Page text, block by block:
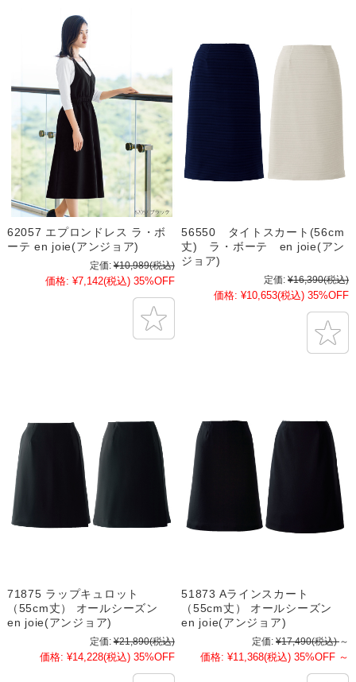
62057 エプロンドレス ラ・ボ
ーテ en joie(アンジョア)
定価: ¥10,989(税込)
価格: ¥7,142(税込) 35%OFF
56550 タイトスカート(56cm
丈) ラ・ボーテ en joie(アン
ジョア)
定価: ¥16,390(税込)
価格: ¥10,653(税込) 35%OFF
71875 ラップキュロット
（55cm丈） オールシーズン
en joie(アンジョア)
定価: ¥21,890(税込)
価格: ¥14,228(税込) 35%OFF
51873 Aラインスカート
（55cm丈） オールシーズン
en joie(アンジョア)
定価: ¥17,490(税込) ～
価格: ¥11,368(税込) 35%OFF ～